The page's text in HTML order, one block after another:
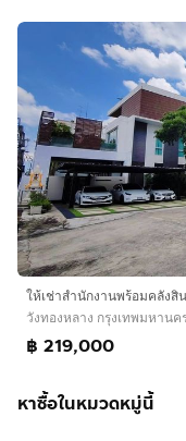
- ถนนประดิษฐมนูธร
บริษัท อินเตอร์โฮม เรี
Interhome Realty
โทร.กดเพื่อดูเบอร์โ
https://
propcode=67002
วังทองหลาง กรุงเทพมหานค
฿ 219,000
หาซื้อในหมวดหมู่นี้